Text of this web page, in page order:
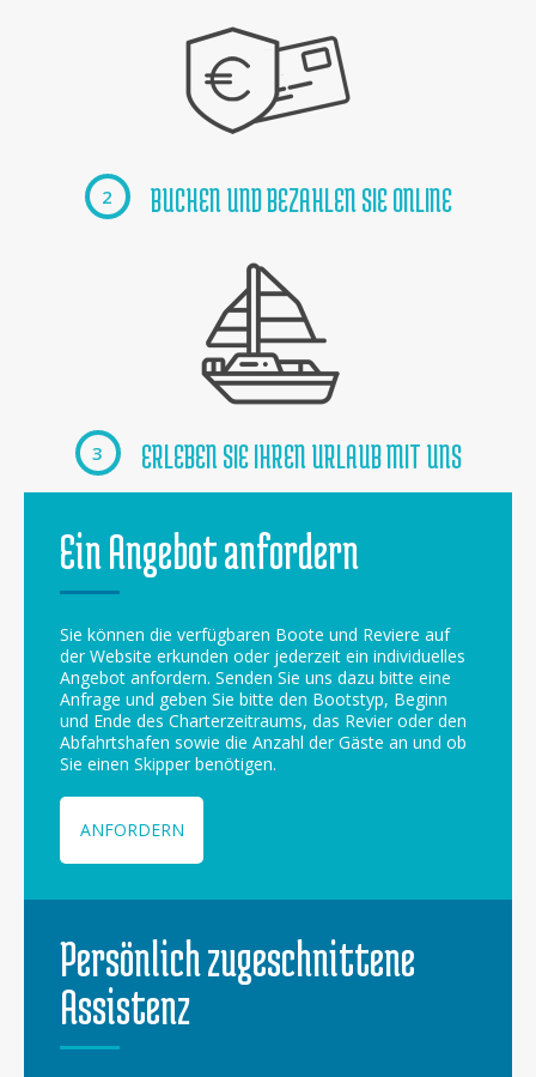
2 BUCHEN UND BEZAHLEN SIE ONLINE
3 ERLEBEN SIE IHREN URLAUB MIT UNS
Ein Angebot anfordern
Sie können die verfügbaren Boote und Reviere auf
der Website erkunden oder jederzeit ein individuelles
Angebot anfordern. Senden Sie uns dazu bitte eine
Anfrage und geben Sie bitte den Bootstyp, Beginn
und Ende des Charterzeitraums, das Revier oder den
Abfahrtshafen sowie die Anzahl der Gäste an und ob
Sie einen Skipper benötigen.
ANFORDERN
Persönlich zugeschnittene
Assistenz